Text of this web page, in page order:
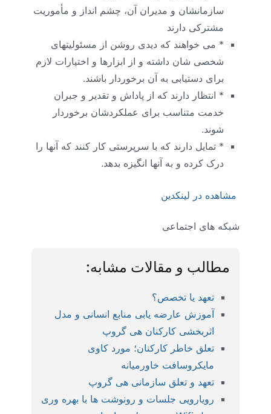
سازمانشان و مدیران آن، چشم انداز و مأموریت
مشترکی دارند
* می خواهند که دیدی روشن از مسئولیتهای
شخصی شان داشته و از ابزارها و اختیارات لازم
برای دستیابی به آن برخوردار باشند.
* انتظار دارند که از پاداش و تقدیر و جبران
خدمت متناسب برای عملکردشان برخوردار
شوند.
* تمایل دارند که با سرپرستی کار کنند که آنها را
درک کرده و به آنها انگیزه بدهد.
مشاهده در لینکدین
شبکه های اجتماعی
مطالب و مقالات مشابه:
تعهد یا تخصص؟
آموزش عارضه یابی منابع انسانی و مدل
اثربخشی کارکنان هی گروپ
تعلق خاطر کارکنان؛ مورد کاوی
مایکروسافت خاورمیانه
تعهد و تعلق سازمانی هی گروپ
رویارویی جلسات و رونوشت ها با بهره وری